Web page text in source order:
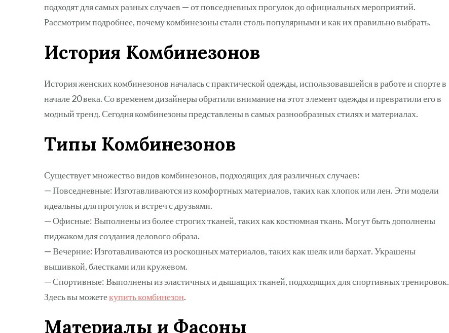
подходят для самых разных случаев — от повседневных прогулок до официальных мероприятий.
Рассмотрим подробнее, почему комбинезоны стали столь популярными и как их правильно выбрать.
История Комбинезонов
История женских комбинезонов началась с практической одежды, использовавшейся в работе и спорте в
начале 20 века. Со временем дизайнеры обратили внимание на этот элемент одежды и превратили его в
модный тренд. Сегодня комбинезоны представлены в самых разнообразных стилях и материалах.
Типы Комбинезонов
Существует множество видов комбинезонов, подходящих для различных случаев:
— Повседневные: Изготавливаются из комфортных материалов, таких как хлопок или лен. Эти модели
идеальны для прогулок и встреч с друзьями.
— Офисные: Выполнены из более строгих тканей, таких как костюмная ткань. Могут быть дополнены
пиджаком для создания делового образа.
— Вечерние: Изготавливаются из роскошных материалов, таких как шелк или бархат. Украшены
вышивкой, блестками или кружевом.
— Спортивные: Выполнены из эластичных и дышащих тканей, подходящих для спортивных тренировок.
Здесь вы можетекупить комбинезон.
Материалы и Фасоны